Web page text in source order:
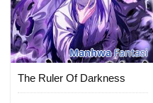
ManhwaFantasi
The Ruler Of Darkness